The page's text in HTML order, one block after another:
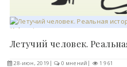
28-июн, 2019 0 мнений 1 961